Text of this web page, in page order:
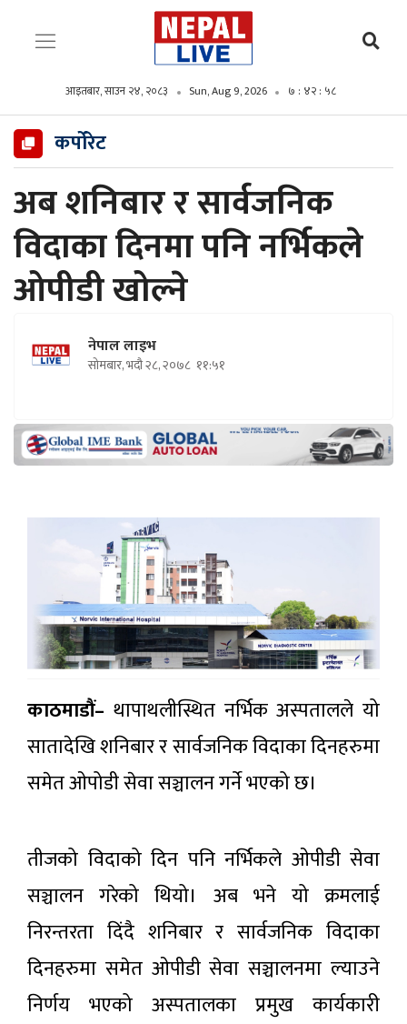
आइतबार, साउन २४, २०८३ Sun, Aug 9, 2026 ७ : ४२ : ५९
कर्पोरेट
अब शनिबार र सार्वजनिक
विदाका दिनमा पनि नर्भिकले
ओपीडी खोल्ने
नेपाल लाइभ
सोमबार, भदौ २८, २०७८ ११:५१
काठमाडौं– थापाथलीस्थित नर्भिक अस्पतालले यो
सातादेखि शनिबार र सार्वजनिक विदाका दिनहरुमा
समेत ओपोडी सेवा सञ्चालन गर्ने भएको छ।
तीजको विदाको दिन पनि नर्भिकले ओपीडी सेवा
सञ्चालन गरेको थियो। अब भने यो क्रमलाई
निरन्तरता दिंदै शनिबार र सार्वजनिक विदाका
दिनहरुमा समेत ओपीडी सेवा सञ्चालनमा ल्याउने
निर्णय भएको अस्पतालका प्रमुख कार्यकारी